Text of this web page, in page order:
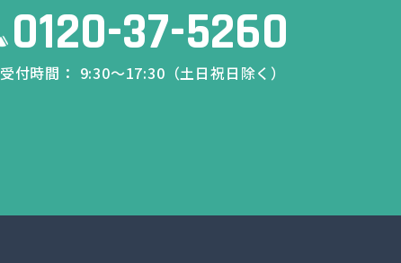
0120-37-5260
受付時間： 9:30～17:30（土日祝日除く）